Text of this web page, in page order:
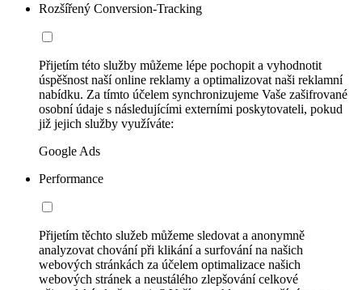
Rozšířený Conversion-Tracking
Přijetím této služby můžeme lépe pochopit a vyhodnotit
úspěšnost naší online reklamy a optimalizovat naši reklamní
nabídku. Za tímto účelem synchronizujeme Vaše zašifrované
osobní údaje s následujícími externími poskytovateli, pokud
již jejich služby využíváte:
Google Ads
Performance
Přijetím těchto služeb můžeme sledovat a anonymně
analyzovat chování při klikání a surfování na našich
webových stránkách za účelem optimalizace našich
webových stránek a neustálého zlepšování celkové